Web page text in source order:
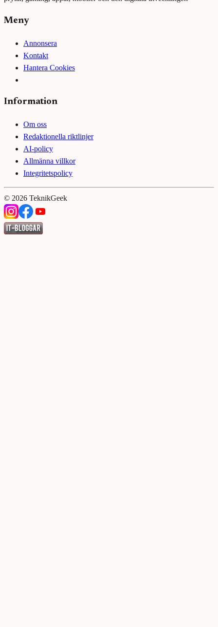
Meny
Annonsera
Kontakt
Hantera Cookies
Information
Om oss
Redaktionella riktlinjer
AI-policy
Allmänna villkor
Integritetspolicy
© 2026 TeknikGeek